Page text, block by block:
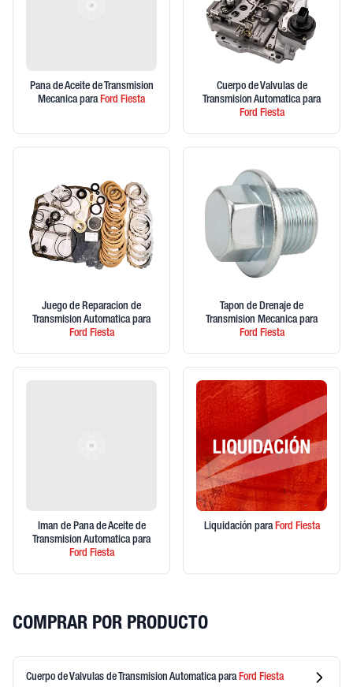
Pana de Aceite de Transmision
Mecanica paraFord Fiesta
Cuerpo de Valvulas de
Transmision Automatica para
Ford Fiesta
Juego de Reparacion de
Transmision Automatica para
Ford Fiesta
Tapon de Drenaje de
Transmision Mecanica para
Ford Fiesta
Iman de Pana de Aceite de
Transmision Automatica para
Ford Fiesta
Liquidación paraFord Fiesta
COMPRAR POR PRODUCTO
Cuerpo de Valvulas de Transmision Automaticapara Ford Fiesta